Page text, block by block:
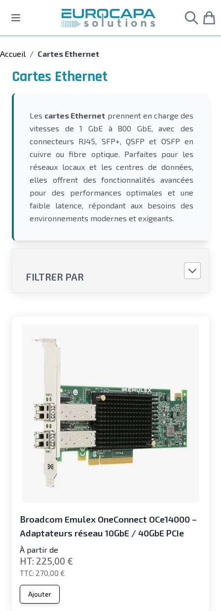
Accueil / Cartes Ethernet
Cartes Ethernet
Les cartes Ethernet prennent en charge des
vitesses de 1 GbE à 800 GbE, avec des
connecteurs RJ45, SFP+, QSFP et OSFP en
cuivre ou fibre optique. Parfaites pour les
réseaux locaux et les centres de données,
elles offrent des fonctionnalités avancées
pour des performances optimales et une
faible latence, répondant aux besoins des
environnements modernes et exigeants.
FILTRER PAR
Broadcom Emulex OneConnect OCe14000 –
Adaptateurs réseau 10GbE / 40GbE PCIe
À partir de
270,00 €
225,00 €
Ajouter